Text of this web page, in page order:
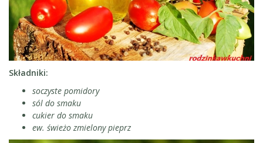
Składniki:
soczyste pomidory
sól do smaku
cukier do smaku
ew. świeżo zmielony pieprz